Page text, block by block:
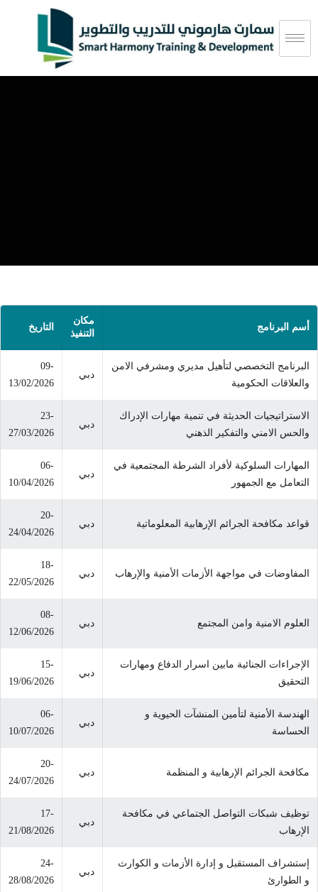
أسم البرنامج
مكان
التنفيذ
التاريخ
البرنامج التخصصي لتأهيل مديري ومشرفي الامن
والعلاقات الحكومية
دبي
09-
13/02/2026
الاستراتيجيات الحديثة في تنمية مهارات الإدراك
والحس الامني والتفكير الذهني
دبي
23-
27/03/2026
المهارات السلوكية لأفراد الشرطة المجتمعية في
التعامل مع الجمهور
دبي
06-
10/04/2026
قواعد مكافحة الجرائم الإرهابية المعلوماتية دبي
20-
24/04/2026
المفاوضات في مواجهة الأزمات الأمنية والإرهاب دبي
18-
22/05/2026
العلوم الامنية وامن المجتمع دبي
08-
12/06/2026
الإجراءات الجنائية مابين اسرار الدفاع ومهارات
التحقيق
دبي
15-
19/06/2026
الهندسة الأمنية لتأمين المنشآت الحيوية و
الحساسة
دبي
06-
10/07/2026
مكافحة الجرائم الإرهابية و المنظمة دبي
20-
24/07/2026
توظيف شبكات التواصل الجتماعي في مكافحة
الإرهاب
دبي
17-
21/08/2026
إستشراف المستقبل و إدارة الأزمات و الكوارث
و الطوارئ
دبي
24-
28/08/2026